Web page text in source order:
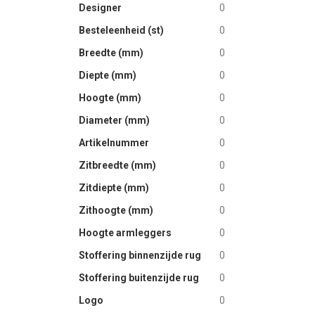
images
gallery
Designer
0
Besteleenheid (st)
0
Breedte (mm)
0
Diepte (mm)
0
Hoogte (mm)
0
Diameter (mm)
0
Artikelnummer
0
Zitbreedte (mm)
0
Zitdiepte (mm)
0
Zithoogte (mm)
0
Hoogte armleggers
0
Stoffering binnenzijde rug
0
Stoffering buitenzijde rug
0
Logo
0